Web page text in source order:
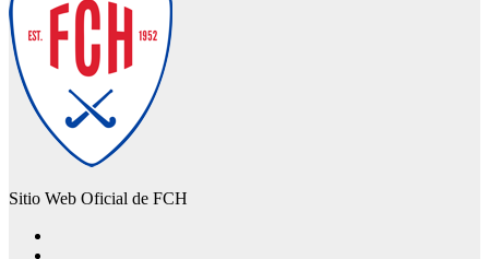
Sitio Web Oficial de FCH